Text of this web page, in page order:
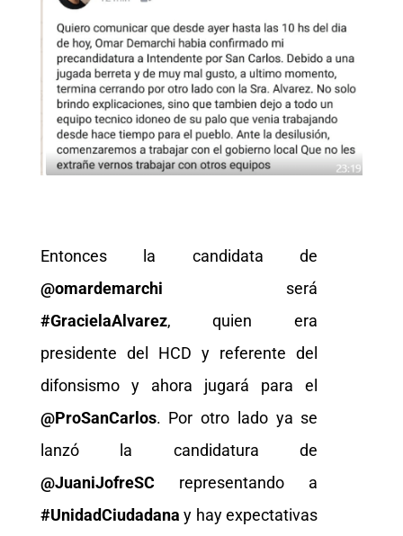
Entonces la candidata de
@omardemarchi será
#GracielaAlvarez, quien era
presidente del HCD y referente del
difonsismo y ahora jugará para el
@ProSanCarlos. Por otro lado ya se
lanzó la candidatura de
@JuaniJofreSCrepresentando a
#UnidadCiudadanay hay expectativas